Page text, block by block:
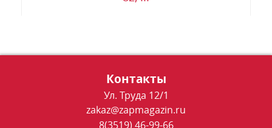
Контакты
Ул. Труда 12/1
zakaz@zapmagazin.ru
8(3519) 46-99-66